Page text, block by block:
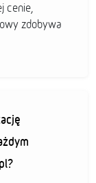
cenie,
zdobywa